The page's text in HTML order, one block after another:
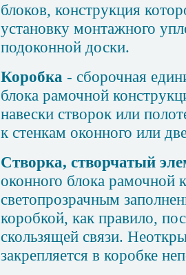
блоков, конструкция
установку монтажного
подоконной доски.
Коробка - сборочная
блока рамочной
навески створок или
к стенкам оконного или
Створка, створчатый
оконного блока рамочной
светопрозрачным
коробкой, как правило,
скользящей связи.
закрепляется в коробке